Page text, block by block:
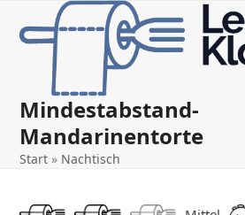
Open
mobile
menu
Close
mobile
menu
Mindestabstand-
Mandarinentorte
Start » Nachtisch